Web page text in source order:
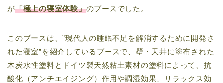
が「極上の寝室体験」のブースでした。
このブースは、”現代人の睡眠不足を解消するために開発さ
れた寝室”を紹介しているブースで、壁・天井に塗布された
木炭水性塗料とドイツ製天然粘土素材の塗料によって、抗
酸化（アンチエイジング）作用や調湿効果、リラックス効